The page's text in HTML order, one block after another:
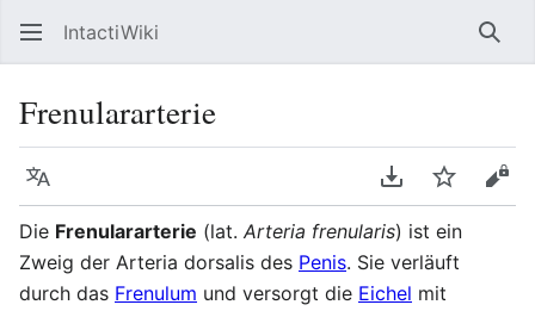
IntactiWiki
Frenulararterie
Sprache PDF
Die Frenulararterie (lat. Arteria frenularis) ist ein
Zweig der Arteria dorsalis des Penis. Sie verläuft
durch das Frenulum und versorgt die Eichel mit